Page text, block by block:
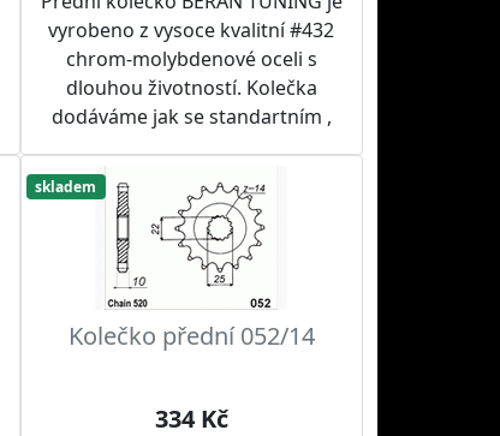
vyrobeno z vysoce kvalitní #432
chrom-molybdenové oceli s
dlouhou životností. Kolečka
dodáváme jak se standartním ,
Doporučujeme kolečko použít
spolu s RK nebo IRIS řetězem a
rozetou BERAN TUNING nebo
SUPERSPROX do řetězových sad
dle přání zákazníka.
skladem
Kolečko přední 052/14
334 Kč